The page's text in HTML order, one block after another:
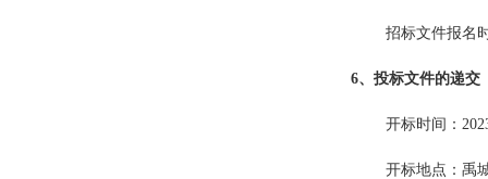
招标文件报名
6、投标文件的递交
开标时间：
开标地点：禹